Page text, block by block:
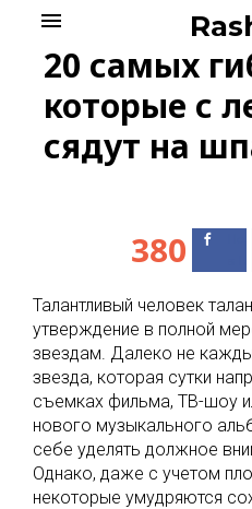
content
menu
20 самых
которые с
сядут на
380
Талантливый человек
утверждение в полной
звездам. Далеко не
звезда, которая сутки
съемках фильма, ТВ-шоу
нового музыкального
себе уделять должное
Однако, даже с учетом
некоторые умудряются